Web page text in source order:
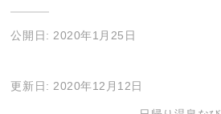
公開日: 2020年1月25日
更新日: 2020年12月12日